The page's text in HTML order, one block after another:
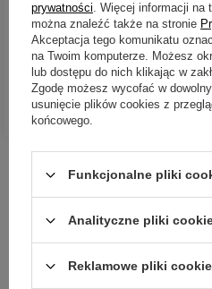
23,90 zł
Kup za: 854.70PKTpunktów
Ilość produktówDO KOSZYKA
Nowości
prywatności . Więcej informacji
można znaleźć także na stronie
Akceptacja tego komunikatu
na Twoim komputerze. Możesz
lub dostępu do nich klikając w
Zgodę możesz wycofać w
usunięcie plików cookies z
końcowego.
Funkcjonalne pliki
Analityczne pliki
Reklamowe pliki cookie